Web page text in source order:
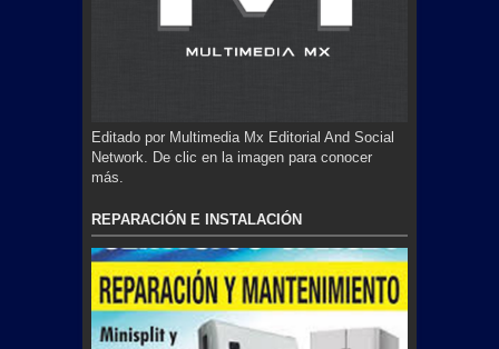
Editado por Multimedia Mx Editorial And Social
Network. De clic en la imagen para conocer
más.
REPARACIÓN E INSTALACIÓN